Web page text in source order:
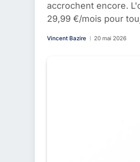
accrochent encore.
29,99 €/mois pour
Vincent Bazire 20 mai 2026